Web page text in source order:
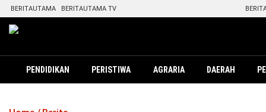
BERITAUTAMA BERITAUTAMA TV
PENDIDIKAN PERISTIWA AGRARIA DAERAH